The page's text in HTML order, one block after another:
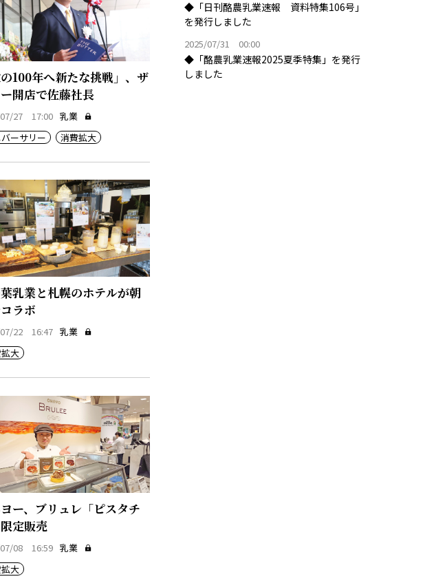
の100年へ新たな挑戦」、ザ
開店で佐藤社長
27 17:00 乳業
ーサリー
消費拡大
乳業と札幌のホテルが朝
ラボ
22 16:47 乳業
大
ー、ブリュレ「ピスタチ
定販売
08 16:59 乳業
大
◆「日刊酪農乳業速報 資料特集106号」
を発行しました
2025/07/31 00:00
◆「酪農乳業速報2025夏季特集」を発行
しました